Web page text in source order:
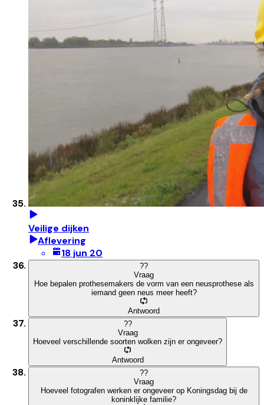
Veilige dijken
Aflevering
18 jun 20
??
Vraag
Hoe bepalen prothesemakers de vorm van een neusprothese als
iemand geen neus meer heeft?
Antwoord
??
Vraag
Hoeveel verschillende soorten wolken zijn er ongeveer?
Antwoord
??
Vraag
Hoeveel fotografen werken er ongeveer op Koningsdag bij de
koninklijke familie?